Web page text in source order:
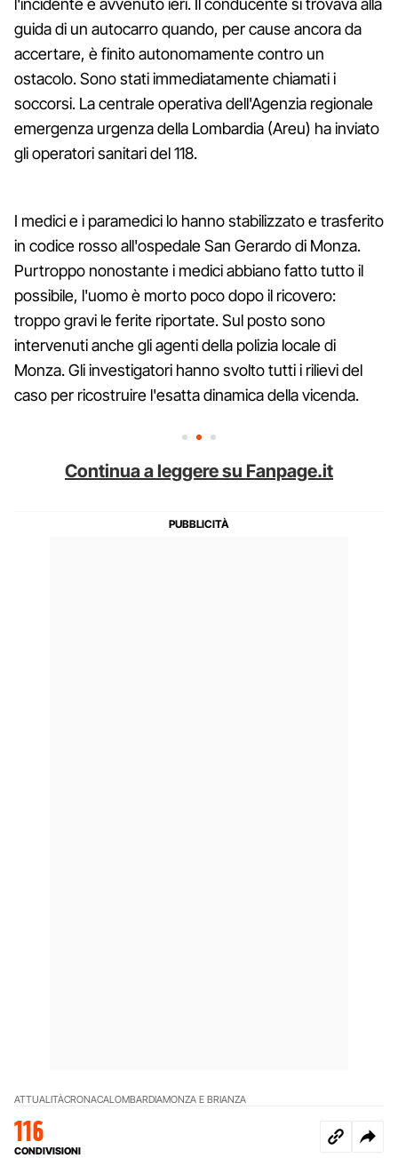
l'incidente è avvenuto ieri. Il conducente si trovava alla
guida di un autocarro quando, per cause ancora da
accertare, è finito autonomamente contro un
ostacolo. Sono stati immediatamente chiamati i
soccorsi. La centrale operativa dell'Agenzia regionale
emergenza urgenza della Lombardia (Areu) ha inviato
gli operatori sanitari del 118.
I medici e i paramedici lo hanno stabilizzato e trasferito
in codice rosso all'ospedale San Gerardo di Monza.
Purtroppo nonostante i medici abbiano fatto tutto il
possibile, l'uomo è morto poco dopo il ricovero:
troppo gravi le ferite riportate. Sul posto sono
intervenuti anche gli agenti della polizia locale di
Monza. Gli investigatori hanno svolto tutti i rilievi del
caso per ricostruire l'esatta dinamica della vicenda.
Continua a leggere su Fanpage.it
ATTUALITÀCRONACALOMBARDIAMONZA E BRIANZA
116
CONDIVISIONI